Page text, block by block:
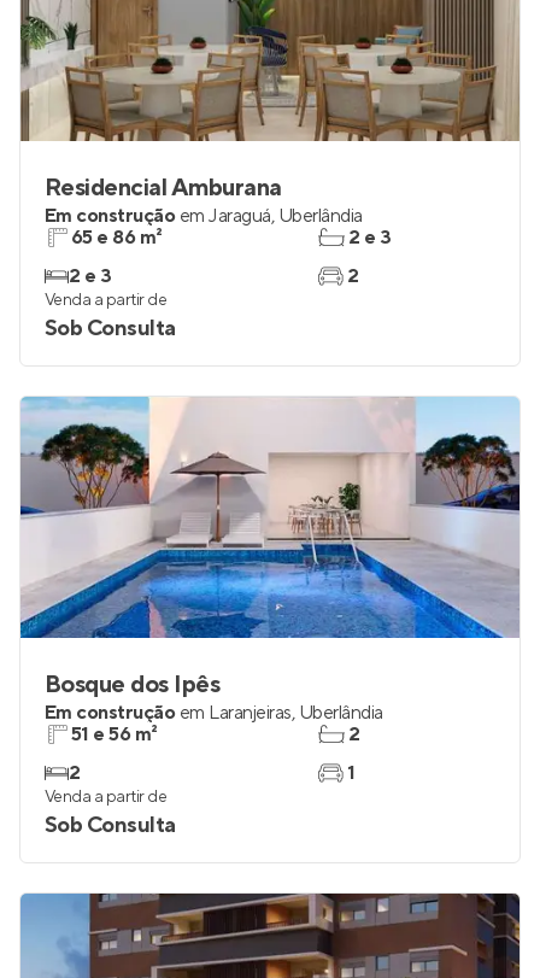
Residencial Amburana
Em construção em Jaraguá, Uberlândia
65 e 86 m²
2 e 3
2 e 3
2
Venda a partir de
Sob Consulta
Bosque dos Ipês
Em construção em Laranjeiras, Uberlândia
51 e 56 m²
2
2
1
Venda a partir de
Sob Consulta